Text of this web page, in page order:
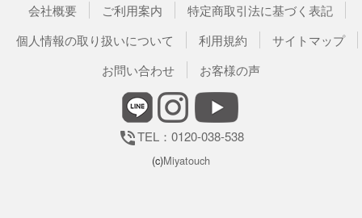
会社概要 ご利用案内
特定商取引法に基づく表記
個人情報の取り扱いについて
利用規約
サイトマップ
お問い合わせ
お客様の声
phone_in_talkTEL：0120-038-538
(c)Miyatouch